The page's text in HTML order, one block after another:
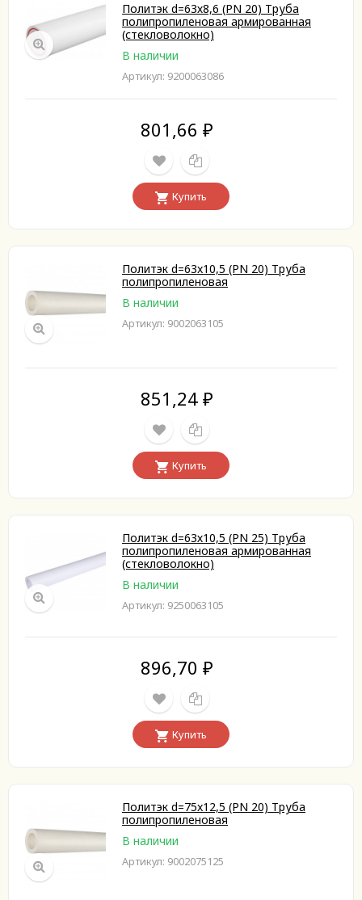
Политэк d=63х8,6 (PN 20) Труба
полипропиленовая армированная
(стекловолокно)
В наличии
Артикул: 9200063086
801,66 ₽
Купить
Политэк d=63x10,5 (PN 20) Труба
полипропиленовая
В наличии
Артикул: 9002063105
851,24 ₽
Купить
Политэк d=63х10,5 (PN 25) Труба
полипропиленовая армированная
(стекловолокно)
В наличии
Артикул: 9250063105
896,70 ₽
Купить
Политэк d=75x12,5 (PN 20) Труба
полипропиленовая
В наличии
Артикул: 9002075125